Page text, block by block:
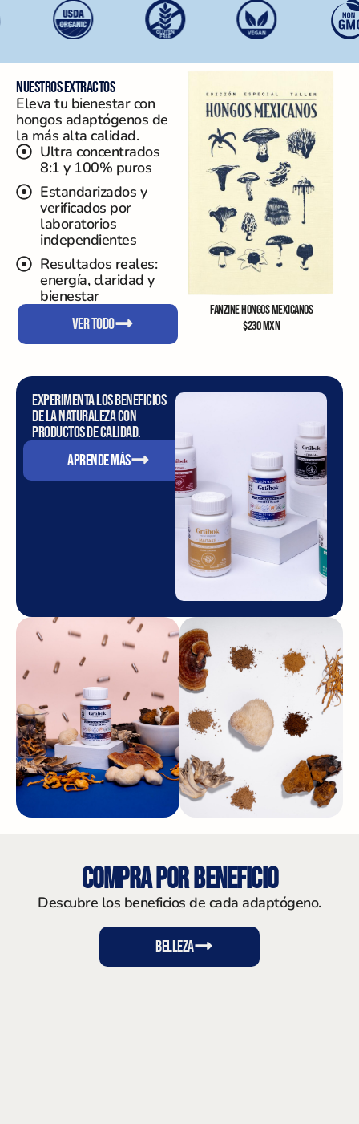
Nuestros extractos
Eleva tu bienestar con
hongos adaptógenos de
la más alta calidad.
Ultra concentrados
8:1 y 100% puros
Estandarizados y
verificados por
laboratorios
independientes
Resultados reales:
energía, claridad y
bienestar
Ver todo
FANZINE HONGOS MEXICANOS
$230MXN
Experimenta los beneficios
de la naturaleza con
productos de calidad.
APRENDE MÁS
COMPRA POR BENEFICIO
Descubre los beneficios de cada adaptógeno.
BELLEZA